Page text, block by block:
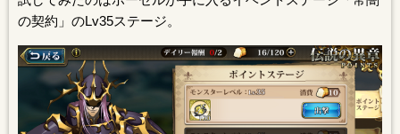
の契約」のLv35ステージ。